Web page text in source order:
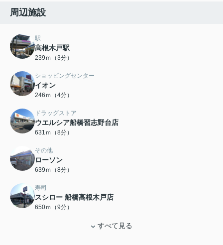
周辺施設
駅
高根木戸駅
239ｍ（3分）
ショッピングセンター
イオン
246ｍ（4分）
ドラッグストア
ウエルシア船橋習志野台店
631ｍ（8分）
その他
ローソン
639ｍ（8分）
寿司
スシロー 船橋高根木戸店
650ｍ（9分）
すべて見る